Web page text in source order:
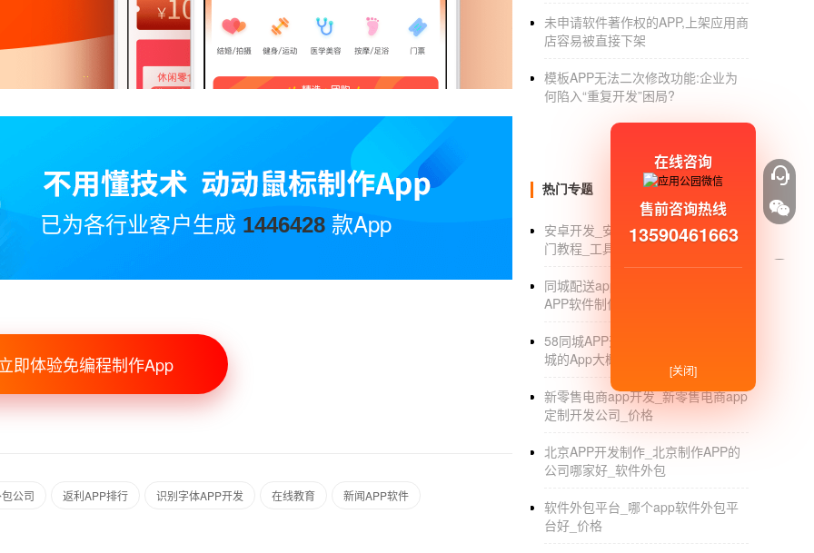
外卖订餐APP开发流程和解决方案
开始移动应用订餐的新模式。不少后来者也
APP开发与测试：产品雏形做出后，由测试
功能优秀的外卖手机软件，就要选择靠谱的
已为各行业客户生成 1446428 款App
即体验免编程制作App
公司 返利APP排行 识别字体APP开发 在线教育 新闻APP软件
未申请软件著作权的APP,上架应用商
店容易被直接下架
模板APP无法二次修改功能:企业为
何陷入“重复开发”困局?
热门专题
安卓开发_安卓开发前景怎么样_入
门教程_工具_平台
同城配送app制作_同城配送手机
APP软件制作公司_排行
58同城APP开发费用_开发类似58同
城的App大概预算多少_费用_排名
新零售电商app开发_新零售电商app
定制开发公司_价格
北京APP开发制作_北京制作APP的
公司哪家好_软件外包
软件外包平台_哪个app软件外包平
台好_价格
在线咨询
售前咨询热线
13590461663
[关闭]